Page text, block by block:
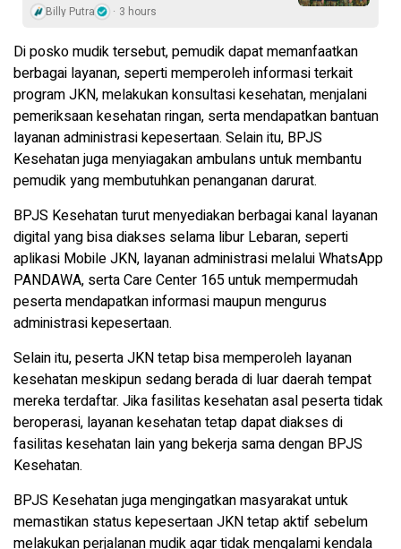
Billy Putra 3 hours
Di posko mudik tersebut, pemudik dapat memanfaatkan
berbagai layanan, seperti memperoleh informasi terkait
program JKN, melakukan konsultasi kesehatan, menjalani
pemeriksaan kesehatan ringan, serta mendapatkan bantuan
layanan administrasi kepesertaan. Selain itu, BPJS
Kesehatan juga menyiagakan ambulans untuk membantu
pemudik yang membutuhkan penanganan darurat.
BPJS Kesehatan turut menyediakan berbagai kanal layanan
digital yang bisa diakses selama libur Lebaran, seperti
aplikasi Mobile JKN, layanan administrasi melalui WhatsApp
PANDAWA, serta Care Center 165 untuk mempermudah
peserta mendapatkan informasi maupun mengurus
administrasi kepesertaan.
Selain itu, peserta JKN tetap bisa memperoleh layanan
kesehatan meskipun sedang berada di luar daerah tempat
mereka terdaftar. Jika fasilitas kesehatan asal peserta tidak
beroperasi, layanan kesehatan tetap dapat diakses di
fasilitas kesehatan lain yang bekerja sama dengan BPJS
Kesehatan.
BPJS Kesehatan juga mengingatkan masyarakat untuk
memastikan status kepesertaan JKN tetap aktif sebelum
melakukan perjalanan mudik agar tidak mengalami kendala